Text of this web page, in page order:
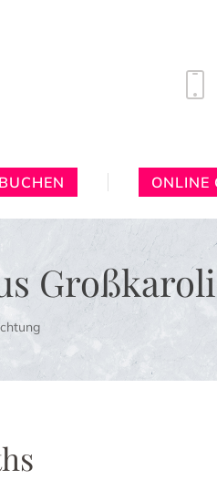
ONLINE